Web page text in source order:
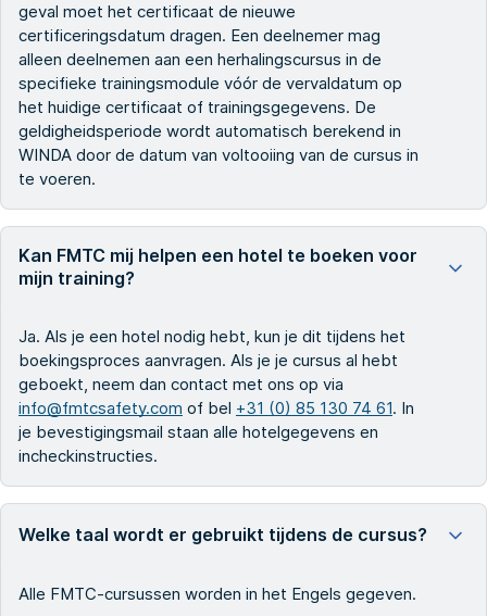
geval moet het certificaat de nieuwe
certificeringsdatum dragen. Een deelnemer mag
alleen deelnemen aan een herhalingscursus in de
specifieke trainingsmodule vóór de vervaldatum op
het huidige certificaat of trainingsgegevens. De
geldigheidsperiode wordt automatisch berekend in
WINDA door de datum van voltooiing van de cursus in
te voeren.
Kan FMTC mij helpen een hotel te boeken voor
mijn training?
Ja. Als je een hotel nodig hebt, kun je dit tijdens het
boekingsproces aanvragen. Als je je cursus al hebt
geboekt, neem dan contact met ons op via
info@fmtcsafety.com of bel +31 (0) 85 130 74 61. In
je bevestigingsmail staan alle hotelgegevens en
incheckinstructies.
Welke taal wordt er gebruikt tijdens de cursus?
Alle FMTC-cursussen worden in het Engels gegeven.